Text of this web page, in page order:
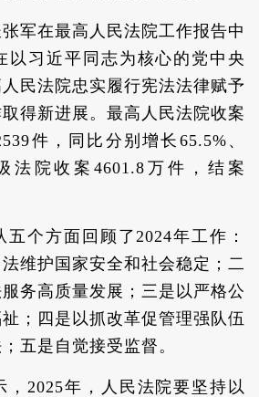
军在最高人民法院工作报告中
以习近平同志为核心的党中央
民法院忠实履行宪法法律赋予
得新进展。最高人民法院收案
件，同比分别增长65.5%、
法院收案4601.8万件，结案
个方面回顾了2024年工作：
维护国家安全和社会稳定；二
务高质量发展；三是以严格公
；四是以抓改革促管理强队伍
五是自觉接受监督。
，2025年，人民法院要坚持以